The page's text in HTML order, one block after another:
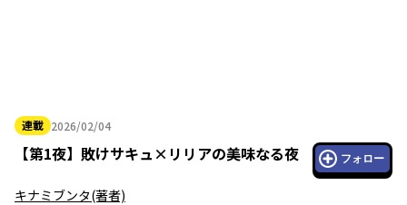
連載 2026/02/04
2026年02月04日
【第1夜】 敗けサキュ×リリアの美味なる夜 フォロー
キナミブンタ(著者)